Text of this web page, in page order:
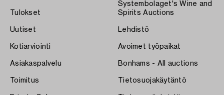
Tulokset
Uutiset
Kotiarviointi
Asiakaspalvelu
Toimitus
Systembolaget's Wine and
Spirits Auctions
Lehdistö
Avoimet työpaikat
Bonhams - All auctions
Tietosuojakäytäntö